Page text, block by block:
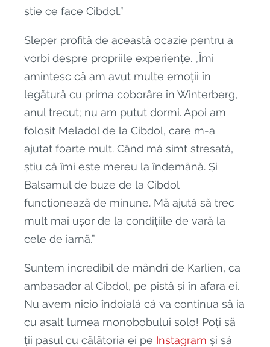
știe ce face Cibdol.”
Sleper profită de această ocazie pentru a
vorbi despre propriile experiențe. „Îmi
amintesc că am avut multe emoții în
legătură cu prima coborâre în Winterberg,
anul trecut; nu am putut dormi. Apoi am
folosit Meladol de la Cibdol, care m-a
ajutat foarte mult. Când mă simt stresată,
știu că îmi este mereu la îndemână. Și
Balsamul de buze de la Cibdol
funcționează de minune. Mă ajută să trec
mult mai ușor de la condițiile de vară la
cele de iarnă.”
Suntem incredibil de mândri de Karlien, ca
ambasador al Cibdol, pe pistă și în afara ei.
Nu avem nicio îndoială că va continua să ia
cu asalt lumea monobobului solo! Poți să
ții pasul cu călătoria ei pe Instagram și să